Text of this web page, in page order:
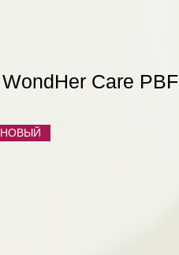
WondHer Care PBF
НОВЫЙ